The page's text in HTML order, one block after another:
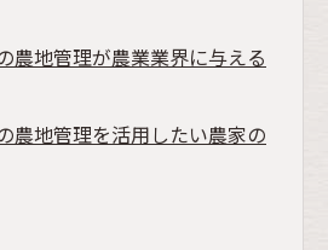
農地管理が農業業界に与える
農地管理を活用したい農家の